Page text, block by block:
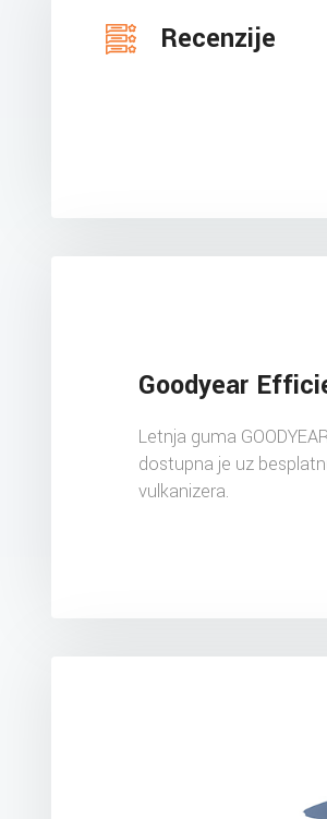
Recenzije
Goodyear
Letnja guma
dostupna je uz
vulkanizera.